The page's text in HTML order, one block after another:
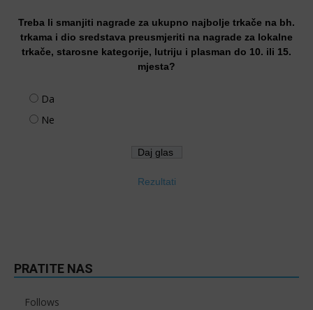
Treba li smanjiti nagrade za ukupno najbolje trkače na bh.
trkama i dio sredstava preusmjeriti na nagrade za lokalne
trkače, starosne kategorije, lutriju i plasman do 10. ili 15.
mjesta?
Da
Ne
Rezultati
PRATITE NAS
Follows